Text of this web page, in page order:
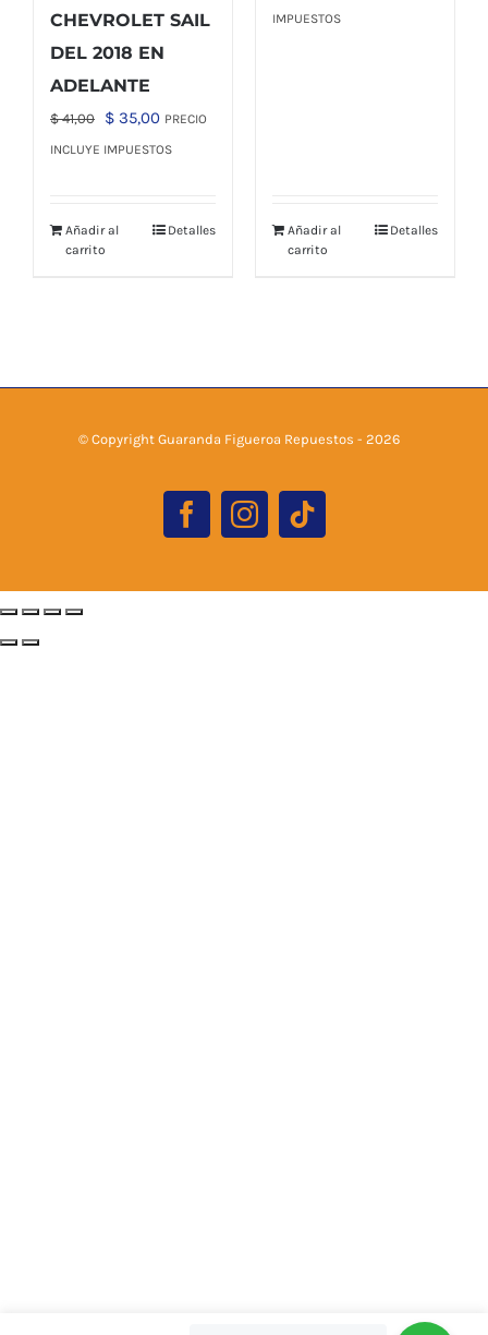
CHEVROLET SAIL
DEL 2018 EN
ADELANTE
$41,00
El
precio
$ 41,00.
$ 35,00El
precio
$ 35,00.
PRECIO
INCLUYE IMPUESTOS
Añadir al
carrito
Detalles
IMPUESTOS
Añadir al
carrito
Detalles
© Copyright Guaranda Figueroa Repuestos - 2026
Facebook
Instagram
Tiktok